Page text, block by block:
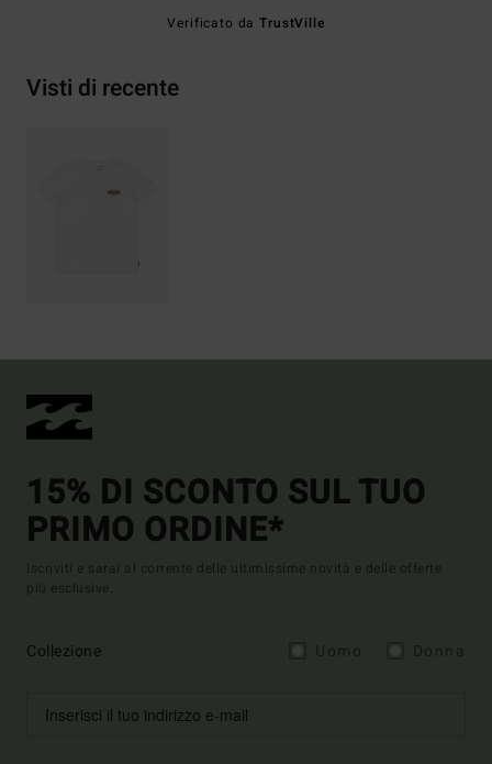
Verificato daTrustVille
Visti di recente
15% DI SCONTO SUL TUO
PRIMO ORDINE*
Iscriviti e sarai al corrente delle ultimissime novità e delle offerte
più esclusive.
Collezione